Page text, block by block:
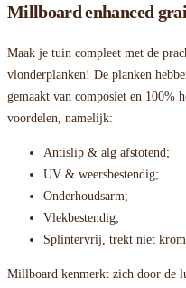
Millboard enhanced
Maak je tuin compleet met de
vlonderplanken! De planken
gemaakt van composiet en 100%
voordelen, namelijk:
Antislip & alg afstotend;
UV & weersbestendig;
Onderhoudsarm;
Vlekbestendig;
Splintervrij, trekt niet
Millboard kenmerkt zich door de